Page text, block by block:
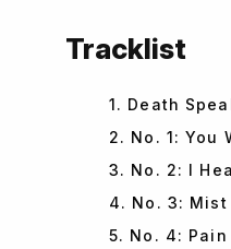
Tracklist
1. Death
2. No. 1: You
3. No. 2: I
4. No. 3: Mist
5. No. 4: Pain